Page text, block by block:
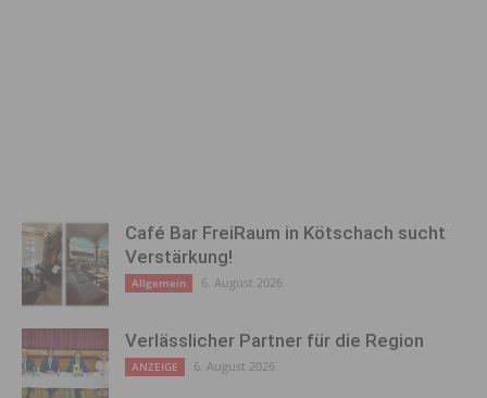
Café Bar FreiRaum in Kötschach sucht
Verstärkung!
Allgemein 6. August 2026
Verlässlicher Partner für die Region
ANZEIGE 6. August 2026